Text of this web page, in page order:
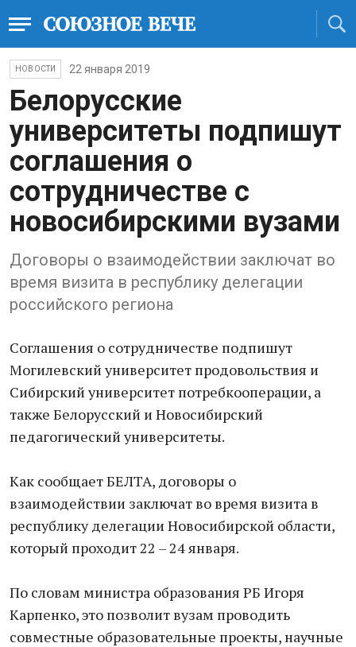
НОВОСТИ 22 января 2019
Белорусские
университеты подпишут
соглашения о
сотрудничестве с
новосибирскими вузами
Договоры о взаимодействии заключат во
время визита в республику делегации
российского региона
Соглашения о сотрудничестве подпишут
Могилевский университет продовольствия и
Сибирский университет потребкооперации, а
также Белорусский и Новосибирский
педагогический университеты.
Как сообщает БЕЛТА, договоры о
взаимодействии заключат во время визита в
республику делегации Новосибирской области,
который проходит 22 – 24 января.
По словам министра образования РБ Игоря
Карпенко, это позволит вузам проводить
совместные образовательные проекты, научные